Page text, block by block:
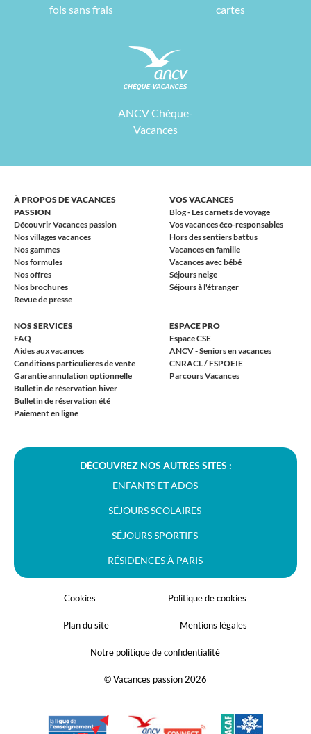
fois sans frais
cartes
ANCV Chèque-
Vacances
À PROPOS DE VACANCES
PASSION
Découvrir Vacances passion
Nos villages vacances
Nos gammes
Nos formules
Nos offres
Nos brochures
Revue de presse
VOS VACANCES
Blog - Les carnets de voyage
Vos vacances éco-responsables
Hors des sentiers battus
Vacances en famille
Vacances avec bébé
Séjours neige
Séjours à l'étranger
NOS SERVICES
FAQ
Aides aux vacances
Conditions particulières de vente
Garantie annulation optionnelle
Bulletin de réservation hiver
Bulletin de réservation été
Paiement en ligne
ESPACE PRO
Espace CSE
ANCV - Seniors en vacances
CNRACL / FSPOEIE
Parcours Vacances
DÉCOUVREZ NOS AUTRES SITES :
ENFANTS ET ADOS
SÉJOURS SCOLAIRES
SÉJOURS SPORTIFS
RÉSIDENCES À PARIS
Cookies Politique de cookies
Plan du site Mentions légales
Notre politique de confidentialité
© Vacances passion 2026